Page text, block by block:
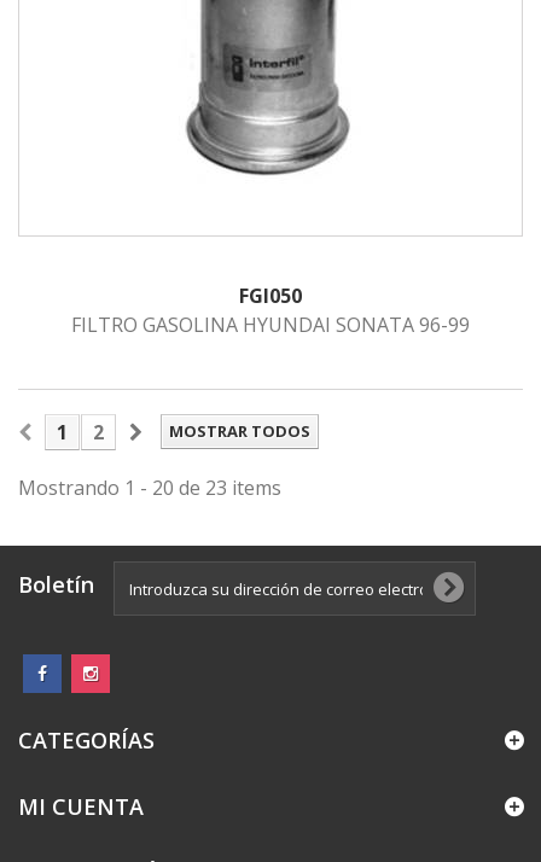
FGI050
FILTRO GASOLINA HYUNDAI SONATA 96-99
MOSTRAR TODOS
1 2
Mostrando 1 - 20 de 23 items
Boletín
CATEGORÍAS
MI CUENTA